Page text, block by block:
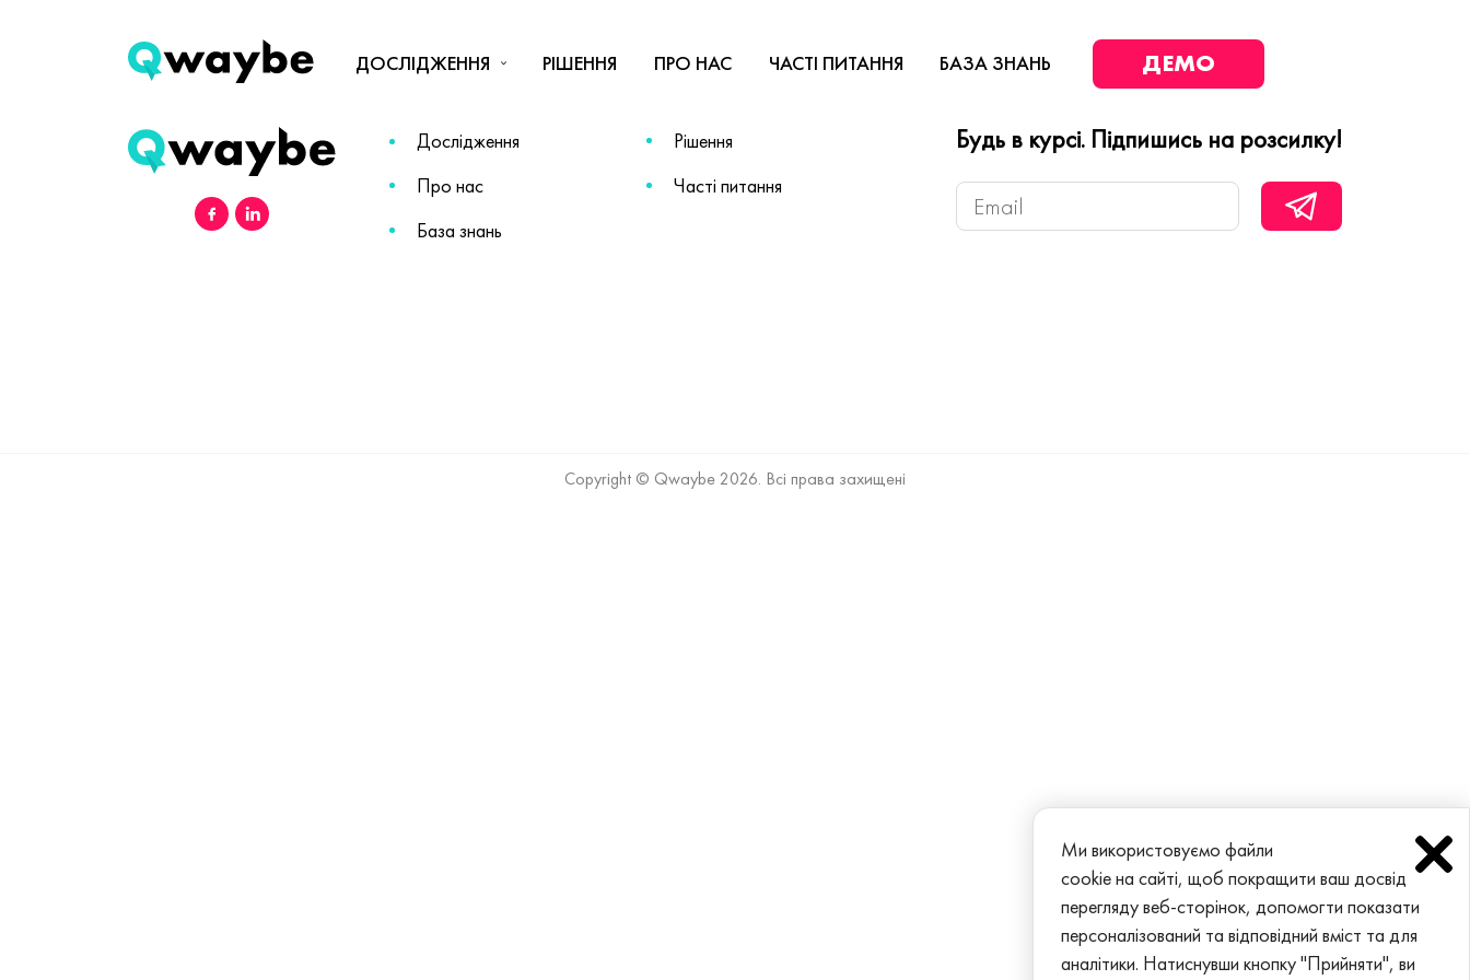
ДОСЛІДЖЕННЯ РІШЕННЯ ПРО НАС ЧАСТІ ПИТАННЯ БАЗА ЗНАНЬ ДЕМО
Дослідження
Рішення
Про нас
Часті питання
База знань
Будь в курсі. Підпишись на розсилку!
Copyright © Qwaybe 2026. Всі права захищені
Ми використовуємо файли
cookie на сайті, щоб покращити ваш досвід
перегляду веб-сторінок, допомогти показати
персоналізований та відповідний вміст та для
аналітики. Натиснувши кнопку "Прийняти", ви